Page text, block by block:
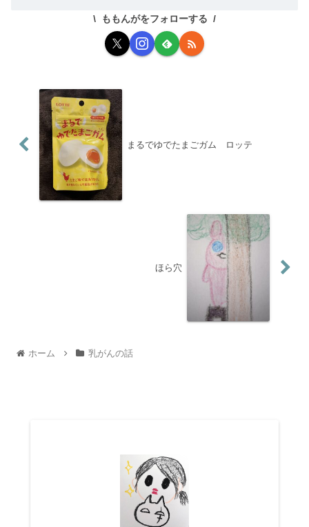
ももんがをフォローする
まるでゆでたまごガム ロッテ
ほら穴
ホーム 乳がんの話